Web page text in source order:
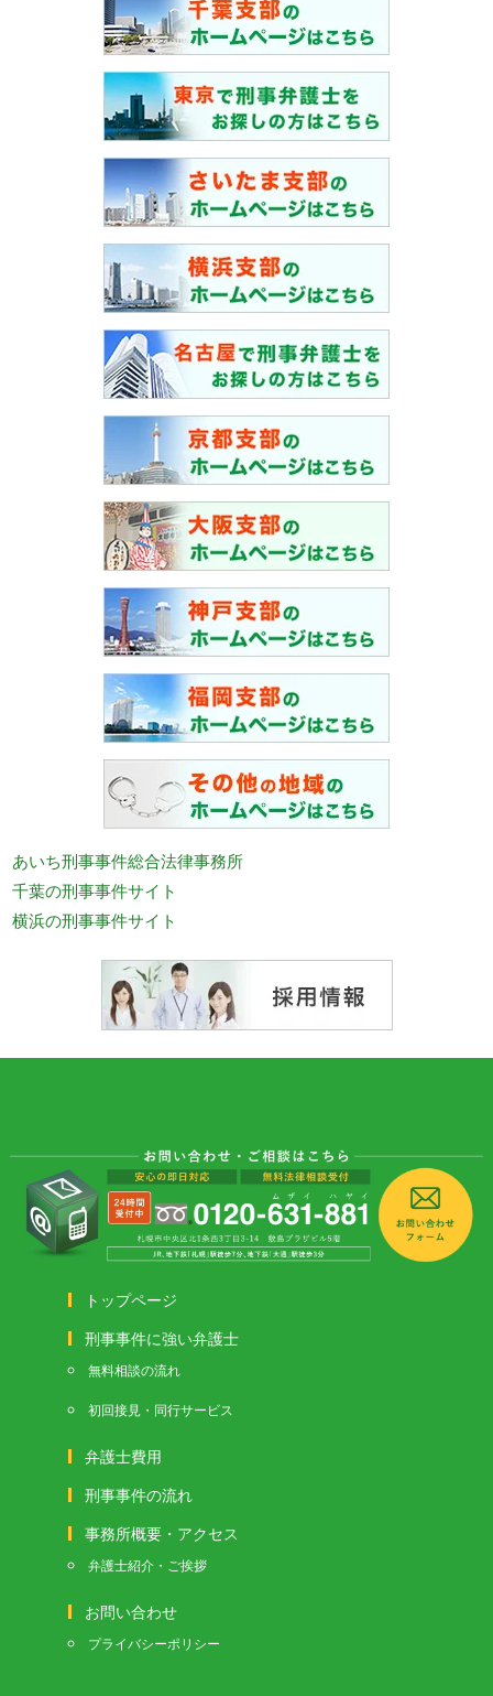
あいち刑事事件総合法律事務所
千葉の刑事事件サイト
横浜の刑事事件サイト
トップページ
刑事事件に強い弁護士
無料相談の流れ
初回接見・同行サービス
弁護士費用
刑事事件の流れ
事務所概要・アクセス
弁護士紹介・ご挨拶
お問い合わせ
プライバシーポリシー